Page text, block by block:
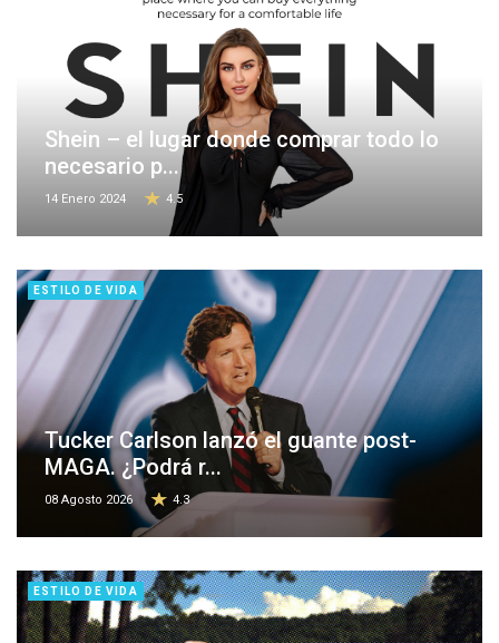
Shein – el lugar donde comprar todo lo
necesario p...
14 Enero 2024 4.5
ESTILO DE VIDA
Tucker Carlson lanzó el guante post-
MAGA. ¿Podrá r...
08 Agosto 2026 4.3
ESTILO DE VIDA